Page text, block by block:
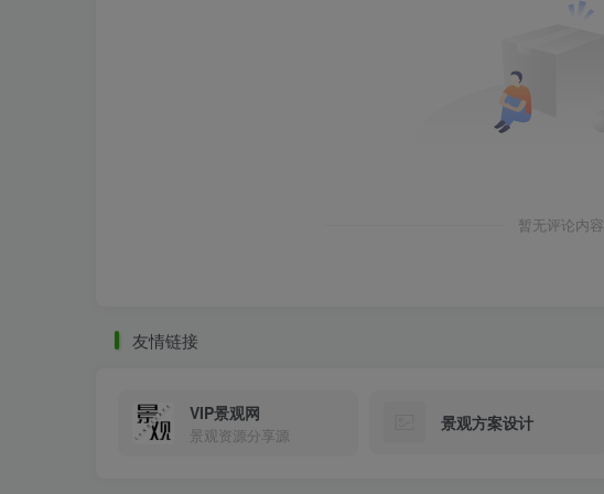
暂无评论内容
友情链接
VIP景观网
景观资源分享源
景观方案设计